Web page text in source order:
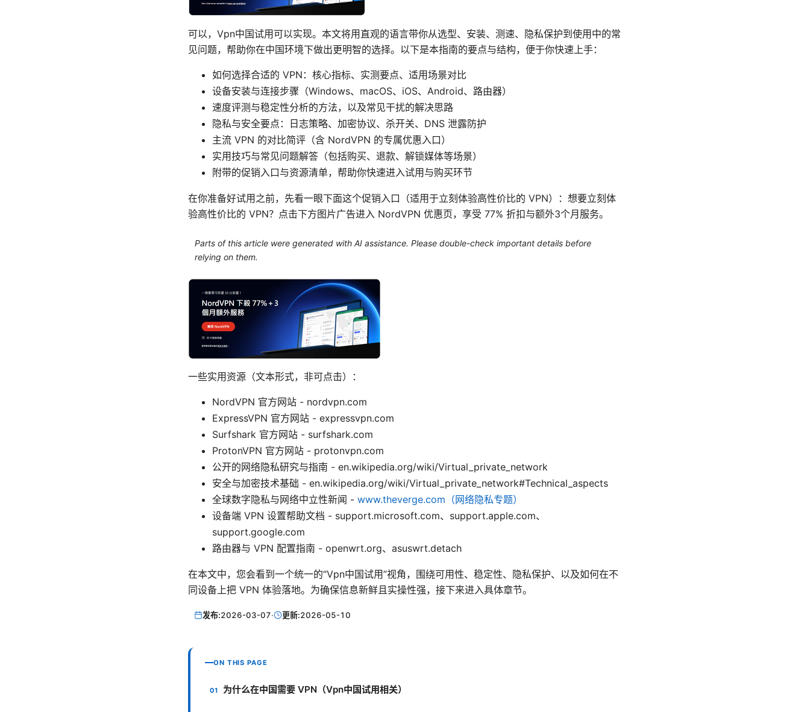
可以，Vpn中国试用可以实现。本文将用直观的语言带你从选型、安装、测速、隐私保护到使用中的常
见问题，帮助你在中国环境下做出更明智的选择。以下是本指南的要点与结构，便于你快速上手：
如何选择合适的 VPN：核心指标、实测要点、适用场景对比
设备安装与连接步骤（Windows、macOS、iOS、Android、路由器）
速度评测与稳定性分析的方法，以及常见干扰的解决思路
隐私与安全要点：日志策略、加密协议、杀开关、DNS 泄露防护
主流 VPN 的对比简评（含 NordVPN 的专属优惠入口）
实用技巧与常见问题解答（包括购买、退款、解锁媒体等场景）
附带的促销入口与资源清单，帮助你快速进入试用与购买环节
在你准备好试用之前，先看一眼下面这个促销入口（适用于立刻体验高性价比的 VPN）：想要立刻体
验高性价比的 VPN？点击下方图片广告进入 NordVPN 优惠页，享受 77% 折扣与额外3个月服务。
Parts of this article were generated with AI assistance. Please double-check important details before
relying on them.
一些实用资源（文本形式，非可点击）：
NordVPN 官方网站 - nordvpn.com
ExpressVPN 官方网站 - expressvpn.com
Surfshark 官方网站 - surfshark.com
ProtonVPN 官方网站 - protonvpn.com
公开的网络隐私研究与指南 - en.wikipedia.org/wiki/Virtual_private_network
安全与加密技术基础 - en.wikipedia.org/wiki/Virtual_private_network#Technical_aspects
全球数字隐私与网络中立性新闻 - www.theverge.com（网络隐私专题）
设备端 VPN 设置帮助文档 - support.microsoft.com、support.apple.com、
support.google.com
路由器与 VPN 配置指南 - openwrt.org、asuswrt.detach
在本文中，您会看到一个统一的“Vpn中国试用”视角，围绕可用性、稳定性、隐私保护、以及如何在不
同设备上把 VPN 体验落地。为确保信息新鲜且实操性强，接下来进入具体章节。
发布:2026-03-07· 更新:2026-05-10
ON THIS PAGE
为什么在中国需要 VPN（Vpn中国试用相关）